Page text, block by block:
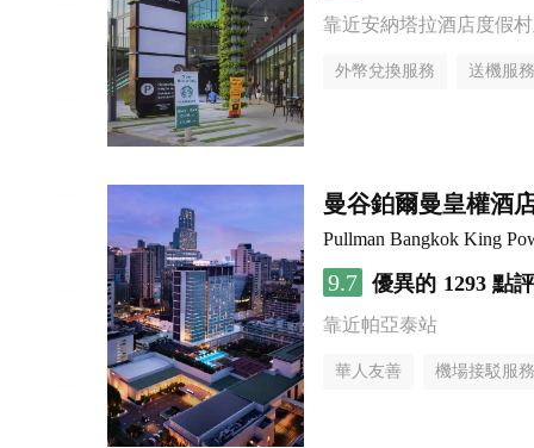
靠近安納塔拉酒店度假
外幣兌換服務 送機服務
曼谷鉑爾曼皇權酒
Pullman Bangkok King
9.7 優異的 1293 點評
靠近帕亞泰站
華人友善 機場接駁服務